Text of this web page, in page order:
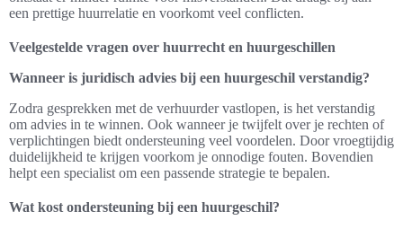
een prettige huurrelatie en voorkomt veel conflicten.
Veelgestelde vragen over huurrecht en huurgeschillen
Wanneer is juridisch advies bij een huurgeschil verstandig?
Zodra gesprekken met de verhuurder vastlopen, is het verstandig
om advies in te winnen. Ook wanneer je twijfelt over je rechten of
verplichtingen biedt ondersteuning veel voordelen. Door vroegtijdig
duidelijkheid te krijgen voorkom je onnodige fouten. Bovendien
helpt een specialist om een passende strategie te bepalen.
Wat kost ondersteuning bij een huurgeschil?